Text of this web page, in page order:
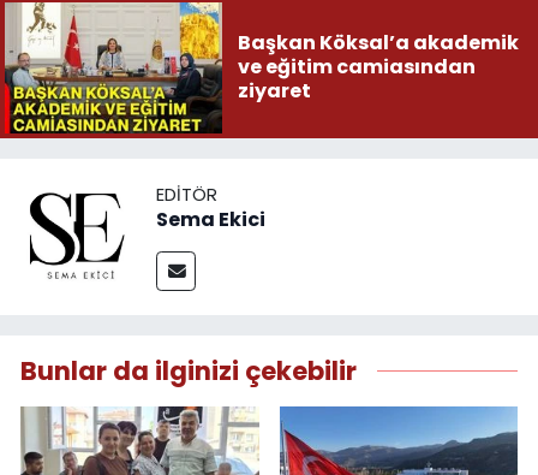
Başkan Köksal’a akademik
ve eğitim camiasından
ziyaret
EDITÖR
Sema Ekici
Bunlar da ilginizi çekebilir